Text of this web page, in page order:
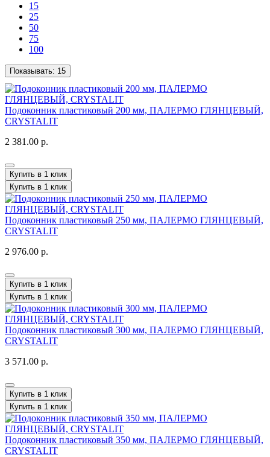
15
25
50
75
100
Показывать: 15
Подоконник пластиковый 200 мм, ПАЛЕРМО ГЛЯНЦЕВЫЙ,
CRYSTALIT
2 381.00 р.
Купить в 1 клик
Купить в 1 клик
Подоконник пластиковый 250 мм, ПАЛЕРМО ГЛЯНЦЕВЫЙ,
CRYSTALIT
2 976.00 р.
Купить в 1 клик
Купить в 1 клик
Подоконник пластиковый 300 мм, ПАЛЕРМО ГЛЯНЦЕВЫЙ,
CRYSTALIT
3 571.00 р.
Купить в 1 клик
Купить в 1 клик
Подоконник пластиковый 350 мм, ПАЛЕРМО ГЛЯНЦЕВЫЙ,
CRYSTALIT